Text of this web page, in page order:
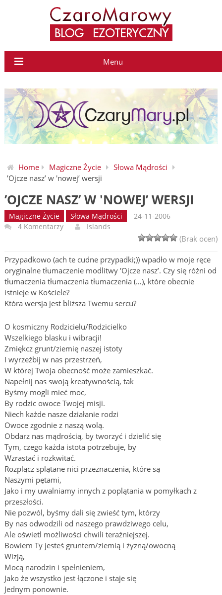
Menu
Home Magiczne Życie
Słowa Mądrości
’Ojcze nasz’ w 'nowej’ wersji
’OJCZE NASZ’ W 'NOWEJ’ WERSJI
Magiczne Życie Słowa Mądrości
24-11-2006
4 Komentarzy
Islands
(Brak ocen)
Przypadkowo (ach te cudne przypadki;)) wpadło w moje ręce
oryginalne tłumaczenie modlitwy 'Ojcze nasz’. Czy się różni od
tłumaczenia tłumaczenia tłumaczenia (…), które obecnie
istnieje w Kościele?
Która wersja jest bliższa Twemu sercu?
O kosmiczny Rodzicielu/Rodzicielko
Wszelkiego blasku i wibracji!
Zmiękcz grunt/ziemię naszej istoty
I wyrzeźbij w nas przestrzeń,
W której Twoja obecność może zamieszkać.
Napełnij nas swoją kreatywnością, tak
Byśmy mogli mieć moc,
By rodzic owoce Twojej misji.
Niech każde nasze działanie rodzi
Owoce zgodnie z naszą wolą.
Obdarz nas mądrością, by tworzyć i dzielić się
Tym, czego każda istota potrzebuje, by
Wzrastać i rozkwitać.
Rozplącz splątane nici przeznaczenia, które są
Naszymi pętami,
Jako i my uwalniamy innych z poplątania w pomyłkach z
przeszłości.
Nie pozwól, byśmy dali się zwieść tym, którzy
By nas odwodzili od naszego prawdziwego celu,
Ale oświetl możliwości chwili teraźniejszej.
Bowiem Ty jesteś gruntem/ziemią i żyzną/owocną
Wizją,
Mocą narodzin i spełnieniem,
Jako że wszystko jest łączone i staje się
Jednym ponownie.